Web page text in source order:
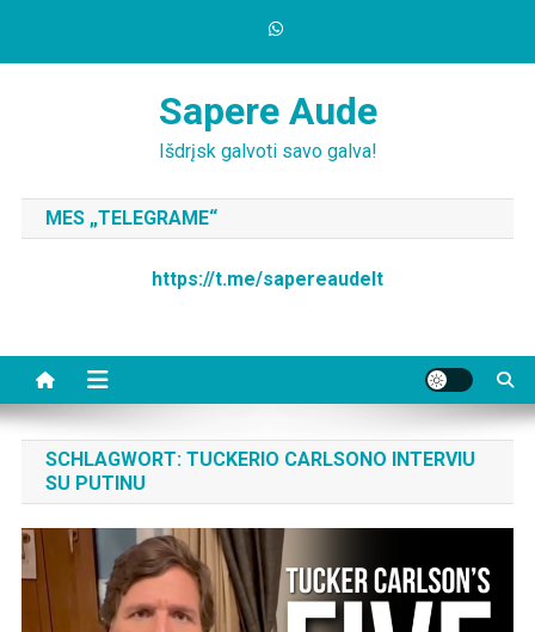
Sapere Aude
Išdrįsk galvoti savo galva!
MES „TELEGRAME“
https://t.me/sapereaudelt
SCHLAGWORT: TUCKERIO CARLSONO INTERVIU
SU PUTINU